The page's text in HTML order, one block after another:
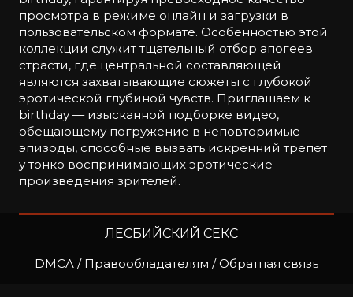
просмотра в режиме онлайн и загрузки в
пользовательском формате. Особенностью этой
коллекции служит тщательный отбор апогеев
страсти, где центральной составляющей
являются захватывающие сюжеты с глубокой
эротической глубиной чувств. Приглашаем к
birthday — изысканной подборке видео,
обещающему погружение в неповторимые
эпизоды, способные вызвать искренний трепет
у тонко воспринимающих эротические
произведения зрителей.
ЛЕСБИЙСКИЙ СЕКС
DMCA / Правообладателям / Обратная связь